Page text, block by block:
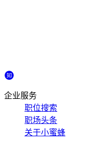
企业服务
职位搜索
职场头条
关于小蜜蜂